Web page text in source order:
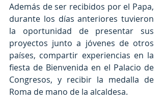
Además de ser recibidos por el Papa,
durante los días anteriores tuvieron
la oportunidad de presentar sus
proyectos junto a jóvenes de otros
países, compartir experiencias en la
fiesta de Bienvenida en el Palacio de
Congresos, y recibir la medalla de
Roma de mano de la alcaldesa.